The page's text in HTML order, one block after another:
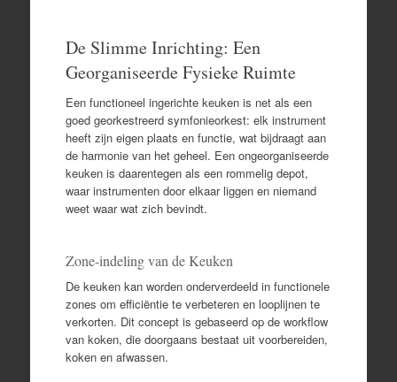
De Slimme Inrichting: Een
Georganiseerde Fysieke Ruimte
Een functioneel ingerichte keuken is net als een
goed georkestreerd symfonieorkest: elk instrument
heeft zijn eigen plaats en functie, wat bijdraagt aan
de harmonie van het geheel. Een ongeorganiseerde
keuken is daarentegen als een rommelig depot,
waar instrumenten door elkaar liggen en niemand
weet waar wat zich bevindt.
Zone-indeling van de Keuken
De keuken kan worden onderverdeeld in functionele
zones om efficiëntie te verbeteren en looplijnen te
verkorten. Dit concept is gebaseerd op de workflow
van koken, die doorgaans bestaat uit voorbereiden,
koken en afwassen.